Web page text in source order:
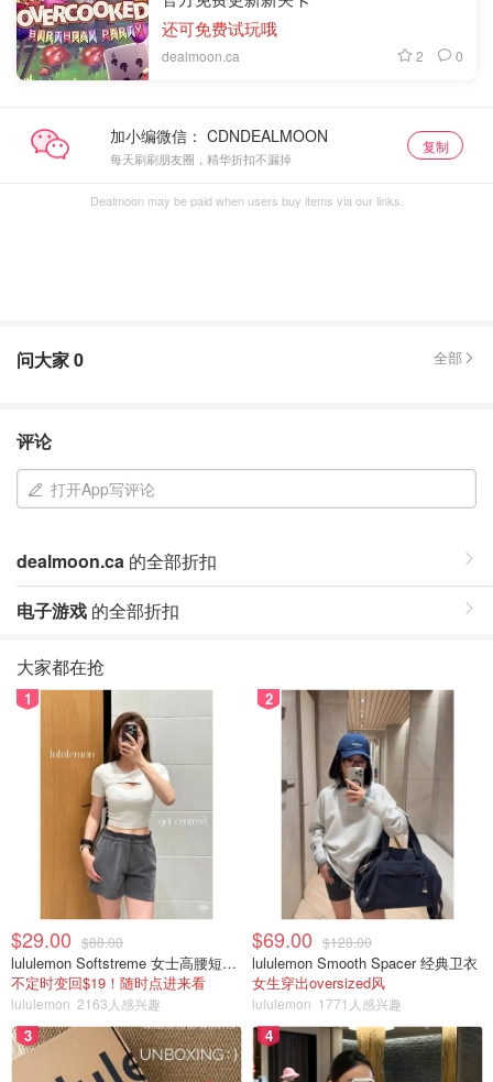
还可免费试玩哦
dealmoon.ca 2 0
加小编微信：
每天刷刷朋友圈，精华折扣不漏掉
复制
Dealmoon may be paid when users buy items via our links.
问大家0 全部
评论
打开App写评论
dealmoon.ca 的全部折扣
电子游戏 的全部折扣
大家都在抢
1
$29.00 $88.00
lululemon Softstreme 女士高腰短裤 10cm
不定时变回$19！随时点进来看
lululemon 2163人感兴趣
2
$69.00 $128.00
lululemon Smooth Spacer 经典卫衣
女生穿出oversized风
lululemon 1771人感兴趣
3 4